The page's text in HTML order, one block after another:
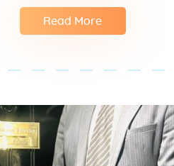
Read More